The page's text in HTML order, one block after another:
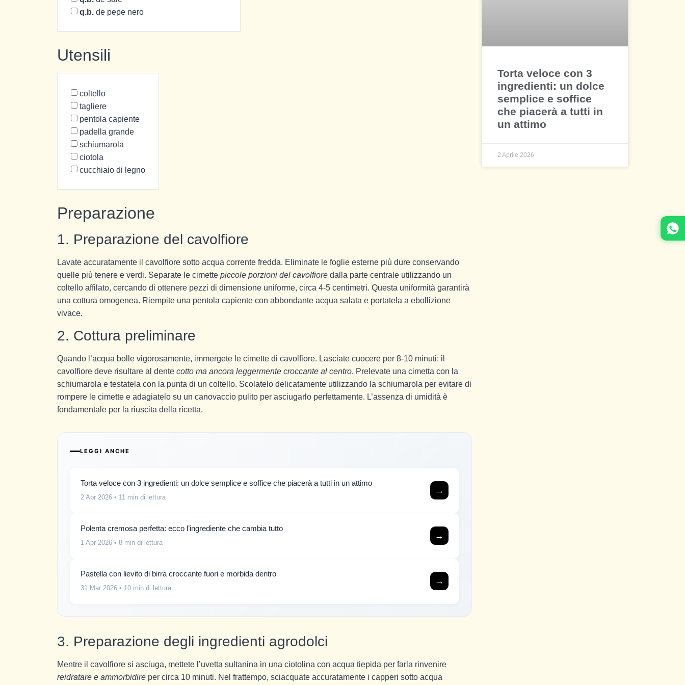
Torta veloce con 3
ingredienti: un dolce
semplice e soffice
che piacerà a tutti in
un attimo
2 Aprile 2026
q.b. de pepe nero
Utensili
coltello
tagliere
pentola capiente
padella grande
schiumarola
ciotola
cucchiaio di legno
Preparazione
1. Preparazione del cavolfiore
Lavate accuratamente il cavolfiore sotto acqua corrente fredda. Eliminate le foglie esterne più dure conservando
quelle più tenere e verdi. Separate le cimette piccole porzioni del cavolfiore dalla parte centrale utilizzando un
coltello affilato, cercando di ottenere pezzi di dimensione uniforme, circa 4-5 centimetri. Questa uniformità garantirà
una cottura omogenea. Riempite una pentola capiente con abbondante acqua salata e portatela a ebollizione
vivace.
2. Cottura preliminare
Quando l’acqua bolle vigorosamente, immergete le cimette di cavolfiore. Lasciate cuocere per 8-10 minuti: il
cavolfiore deve risultare al dente cotto ma ancora leggermente croccante al centro. Prelevate una cimetta con la
schiumarola e testatela con la punta di un coltello. Scolatelo delicatamente utilizzando la schiumarola per evitare di
rompere le cimette e adagiatelo su un canovaccio pulito per asciugarlo perfettamente. L’assenza di umidità è
fondamentale per la riuscita della ricetta.
LEGGI ANCHE
Torta veloce con 3 ingredienti: un dolce semplice e soffice che piacerà a tutti in un attimo
2 Apr 2026 • 11 min di lettura
→
Polenta cremosa perfetta: ecco l’ingrediente che cambia tutto
1 Apr 2026 • 8 min di lettura
→
Pastella con lievito di birra croccante fuori e morbida dentro
31 Mar 2026 • 10 min di lettura
→
3. Preparazione degli ingredienti agrodolci
Mentre il cavolfiore si asciuga, mettete l’uvetta sultanina in una ciotolina con acqua tiepida per farla rinvenire
reidratare e ammorbidire per circa 10 minuti. Nel frattempo, sciacquate accuratamente i capperi sotto acqua